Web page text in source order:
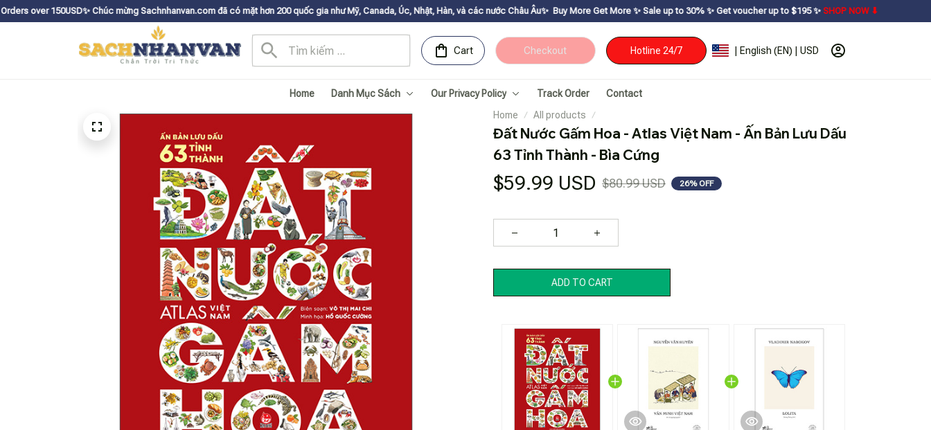
ㅤ✨Chúc mừng Sachnhanvan.com đã có mặt hơn 200 quốc gia như Mỹ, Canada, Úc, Nhật, Hàn, và các nước Châu Âu✨ Buy More Get Moreㅤ ✨ㅤ Sale up to 30% ㅤ✨ㅤ Get voucher up to $195ㅤ ✨ㅤSHOP NOW ⬇
Cart Checkout Hotline 24/7 | English (EN) | USD
Home Danh Mục Sách Our Privacy Policy Track Order
Contact
Home
All products
Đất Nước Gấm Hoa - Atlas Việt Nam - Ấn Bản Lưu Dấu
63 Tỉnh Thành - Bìa Cứng
$59.99 USD $80.99 USD 26% OFF
ADD TO CART